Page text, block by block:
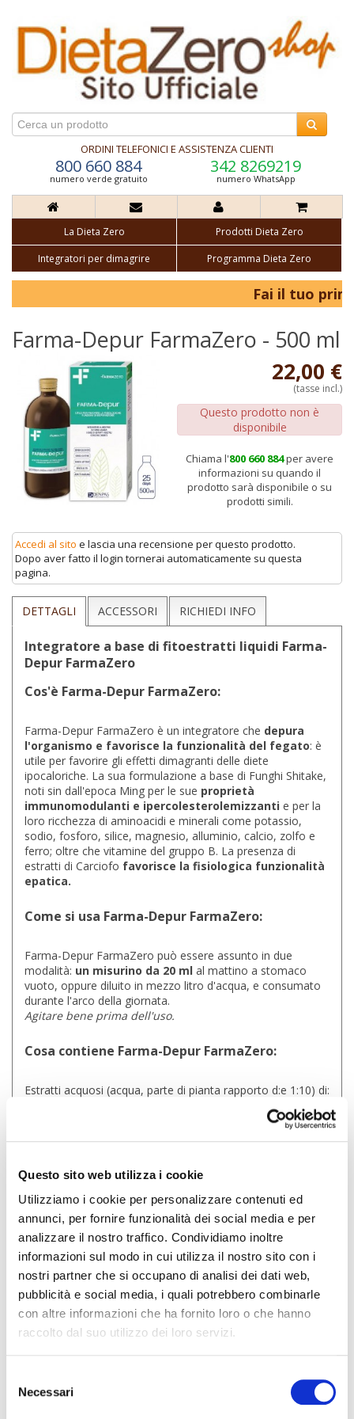
Questo sito web utilizza i cookie
Utilizziamo i cookie per personalizzare contenuti ed
annunci, per fornire funzionalità dei social media e per
analizzare il nostro traffico. Condividiamo inoltre
informazioni sul modo in cui utilizza il nostro sito con i
nostri partner che si occupano di analisi dei dati web,
pubblicità e social media, i quali potrebbero combinarle
con altre informazioni che ha fornito loro o che hanno
raccolto dal suo utilizzo dei loro servizi.
delNecessari
ORDINI TELEFONICI E ASSISTENZA CLIENTI
800 660 884
numero verde gratuito
342 8269219
numero WhatsApp
La Dieta Zero
Prodotti Dieta Zero
Integratori per dimagrire
Programma Dieta Zero
Fai il tuo
Farma-Depur FarmaZero - 500 ml
22,00 €
(tasse incl.)
Questo prodotto non è
disponibile
Chiama l'800 660 884per avere
informazioni su quando il
prodotto sarà disponibile o su
prodotti simili.
Accedi al sito e lascia una recensione per questo prodotto.
Dopo aver fatto il login tornerai automaticamente su questa
pagina.
DETTAGLI ACCESSORI RICHIEDI INFO
Integratore a base di fitoestratti liquidi Farma-
Depur FarmaZero
Cos'è Farma-Depur FarmaZero:
Farma-Depur FarmaZero è un integratore che depura
l'organismo e favorisce la funzionalità del fegato: è
utile per favorire gli effetti dimagranti delle diete
ipocaloriche. La sua formulazione a base di Funghi Shitake,
noti sin dall'epoca Ming per le sue proprietà
immunomodulanti e ipercolesterolemizzanti e per la
loro ricchezza di aminoacidi e minerali come potassio,
sodio, fosforo, silice, magnesio, alluminio, calcio, zolfo e
ferro; oltre che vitamine del gruppo B. La presenza di
estratti di Carciofo favorisce la fisiologica funzionalità
epatica.
Come si usa Farma-Depur FarmaZero:
Farma-Depur FarmaZero può essere assunto in due
modalità: un misurino da 20 ml al mattino a stomaco
vuoto, oppure diluito in mezzo litro d'acqua, e consumato
durante l'arco della giornata.
Agitare bene prima dell'uso.
Cosa contiene Farma-Depur FarmaZero:
Estratti acquosi (acqua, parte di pianta rapporto d:e 1:10) di:
Carciofo (Cynara scolymus L.) foglie, centaurea (Centaurea
erythraea Raf) sommità, girasole (Helianthus annuus L.)
(Taraxacum officinale Weber) radice, anice verde
(Pimpinella anisu L.) frutti, curcuma (Curcuma longa L.)
rizoma; acqua, stabilizzante: glierolo; shiitake (Lentinula
edodes (Berk.) Pegler) sporoforo estratto seccon;
conservante: potassio sorbato; colorante: caramello
semplice; acidificante: acido citrico; mangostano (Garcinia
mangostana L.) frutti, estratto secco titolato al 10% in
mangostina; edulcorante: sucralosio.
TENORE DEGLI INGREDIENTI
CARATTERIZZANTI
Per dose max consigliata
(20 ml al giorno)
BARDANA radice